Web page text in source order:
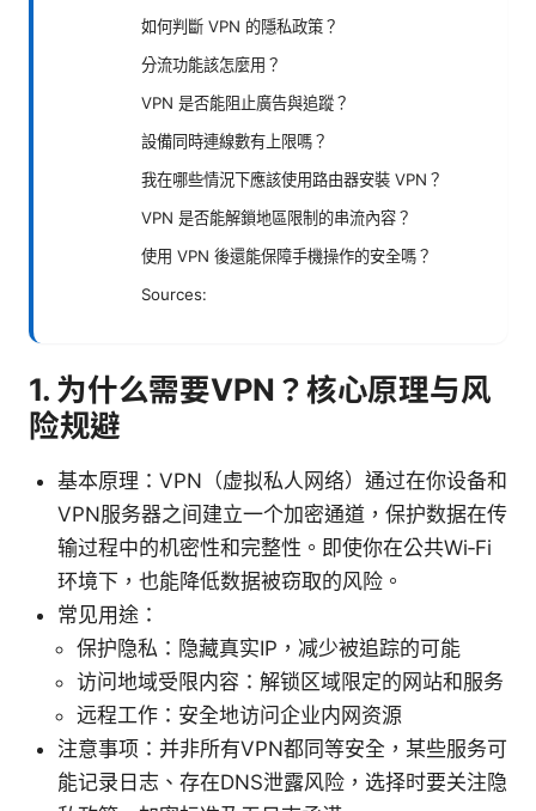
如何判斷 VPN 的隱私政策？
分流功能該怎麼用？
VPN 是否能阻止廣告與追蹤？
設備同時連線數有上限嗎？
我在哪些情況下應該使用路由器安裝 VPN？
VPN 是否能解鎖地區限制的串流內容？
使用 VPN 後還能保障手機操作的安全嗎？
Sources:
1. 为什么需要VPN？核心原理与风
险规避
基本原理：VPN（虚拟私人网络）通过在你设备和
VPN服务器之间建立一个加密通道，保护数据在传
输过程中的机密性和完整性。即使你在公共Wi‑Fi
环境下，也能降低数据被窃取的风险。
常见用途：
保护隐私：隐藏真实IP，减少被追踪的可能
访问地域受限内容：解锁区域限定的网站和服务
远程工作：安全地访问企业内网资源
注意事项：并非所有VPN都同等安全，某些服务可
能记录日志、存在DNS泄露风险，选择时要关注隐